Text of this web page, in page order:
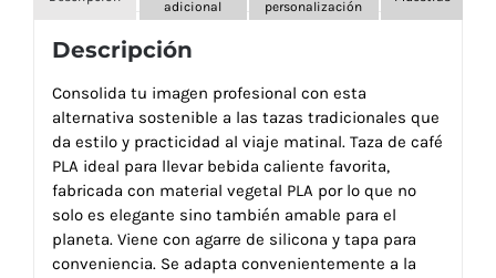
adicional
personalización
Descripción
Consolida tu imagen profesional con esta
alternativa sostenible a las tazas tradicionales que
da estilo y practicidad al viaje matinal. Taza de café
PLA ideal para llevar bebida caliente favorita,
fabricada con material vegetal PLA por lo que no
solo es elegante sino también amable para el
planeta. Viene con agarre de silicona y tapa para
conveniencia. Se adapta convenientemente a la